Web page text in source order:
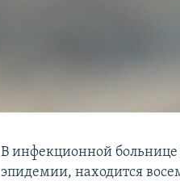
В инфекционной больнице
эпидемии, находится